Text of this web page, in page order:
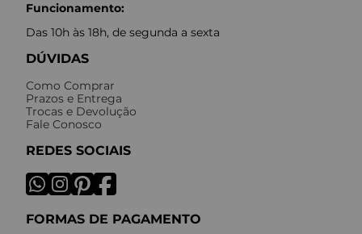
Funcionamento:
Das 10h às 18h, de segunda a sexta
DÚVIDAS
Como Comprar
Prazos e Entrega
Trocas e Devolução
Fale Conosco
REDES SOCIAIS
FORMAS DE PAGAMENTO